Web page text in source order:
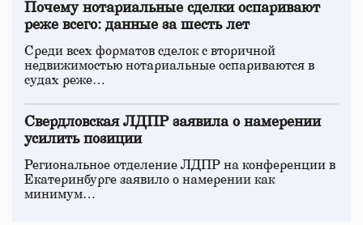
Почему нотариальные сделки оспаривают
реже всего: данные за шесть лет
Среди всех форматов сделок с вторичной
недвижимостью нотариальные оспариваются в
судах реже…
Свердловская ЛДПР заявила о намерении
усилить позиции
Региональное отделение ЛДПР на конференции в
Екатеринбурге заявило о намерении как
минимум…